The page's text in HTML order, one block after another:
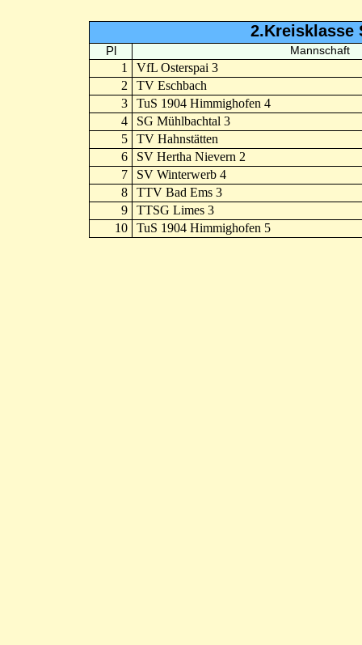
2.Kreisklasse
Pl Mannschaft
1
VfL Osterspai 3
2
TV Eschbach
3
TuS 1904 Himmighofen 4
4
SG Mühlbachtal 3
5
TV Hahnstätten
6
SV Hertha Nievern 2
7
SV Winterwerb 4
8
TTV Bad Ems 3
9
TTSG Limes 3
10
TuS 1904 Himmighofen 5